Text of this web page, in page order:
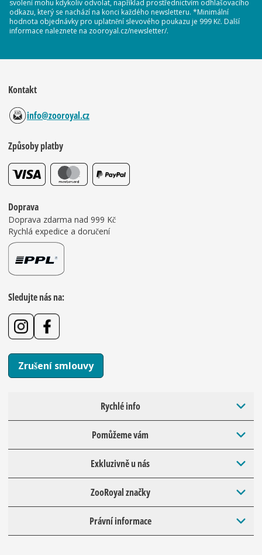
svolení mohu kdykoliv odvolat, například prostřednictvím odhlašovacího
odkazu, který se nachází na konci každého newsletteru. *Minimální
hodnota objednávky pro uplatnění slevového poukazu je 999 Kč. Další
informace naleznete na zooroyal.cz/newsletter/.
Kontakt
info@zooroyal.cz
Způsoby platby
Doprava
Doprava zdarma nad 999 Kč
Rychlá expedice a doručení
Sledujte nás na:
Zrušení smlouvy
Rychlé info
Pomůžeme vám
Exkluzivně u nás
ZooRoyal značky
Právní informace